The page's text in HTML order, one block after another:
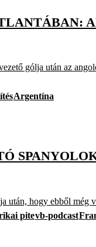
gólja után az
Argentína
után, hogy ebből még
pitevb-podcast